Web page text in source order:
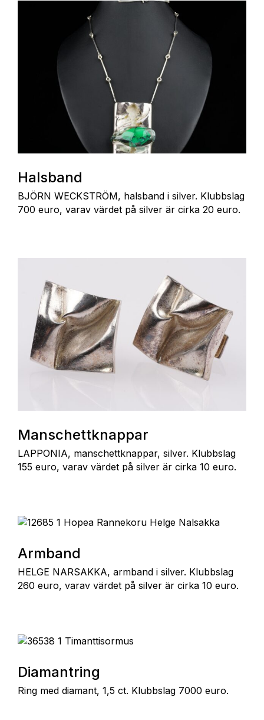
Halsband
BJÖRN WECKSTRÖM, halsband i silver. Klubbslag
700 euro, varav värdet på silver är cirka 20 euro.
Manschettknappar
LAPPONIA, manschettknappar, silver. Klubbslag
155 euro, varav värdet på silver är cirka 10 euro.
Armband
HELGE NARSAKKA, armband i silver. Klubbslag
260 euro, varav värdet på silver är cirka 10 euro.
Diamantring
Ring med diamant, 1,5 ct. Klubbslag 7000 euro.